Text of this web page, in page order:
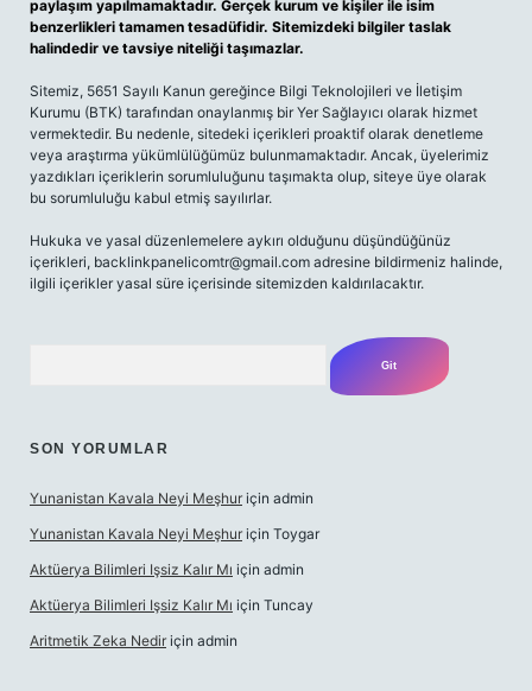
paylaşım yapılmamaktadır. Gerçek kurum ve kişiler ile isim
benzerlikleri tamamen tesadüfidir. Sitemizdeki bilgiler taslak
halindedir ve tavsiye niteliği taşımazlar.
Sitemiz, 5651 Sayılı Kanun gereğince Bilgi Teknolojileri ve İletişim
Kurumu (BTK) tarafından onaylanmış bir Yer Sağlayıcı olarak hizmet
vermektedir. Bu nedenle, sitedeki içerikleri proaktif olarak denetleme
veya araştırma yükümlülüğümüz bulunmamaktadır. Ancak, üyelerimiz
yazdıkları içeriklerin sorumluluğunu taşımakta olup, siteye üye olarak
bu sorumluluğu kabul etmiş sayılırlar.
Hukuka ve yasal düzenlemelere aykırı olduğunu düşündüğünüz
içerikleri, backlinkpanelicomtr@gmail.com adresine bildirmeniz halinde,
ilgili içerikler yasal süre içerisinde sitemizden kaldırılacaktır.
SON YORUMLAR
Yunanistan Kavala Neyi Meşhur için admin
Yunanistan Kavala Neyi Meşhur için Toygar
Aktüerya Bilimleri Işsiz Kalır Mı için admin
Aktüerya Bilimleri Işsiz Kalır Mı için Tuncay
Aritmetik Zeka Nedir için admin